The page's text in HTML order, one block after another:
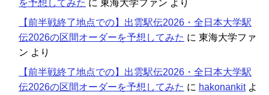
を予想してみた に 東海大学ファン より
【前半戦終了地点での】出雲駅伝2026・全日本大学駅
伝2026の区間オーダーを予想してみた に 東海大学ファ
ン より
【前半戦終了地点での】出雲駅伝2026・全日本大学駅
伝2026の区間オーダーを予想してみた に hakonankitよ